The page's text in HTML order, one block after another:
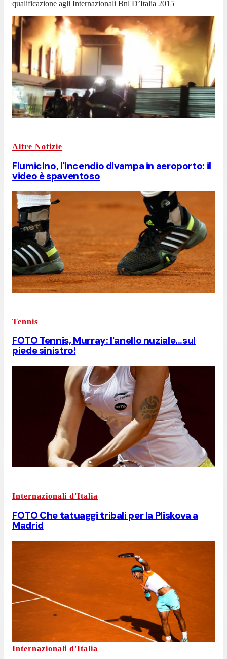
qualificazione agli Internazionali Bnl D’Italia 2015
Altre Notizie
Fiumicino, l'incendio divampa in aeroporto: il
video è spaventoso
Tennis
FOTO Tennis, Murray: l'anello nuziale...sul
piede sinistro!
Internazionali d'Italia
FOTO Che tatuaggi tribali per la Pliskova a
Madrid
Internazionali d'Italia